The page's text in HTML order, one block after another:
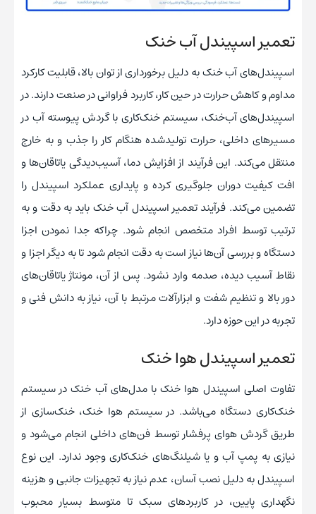
تعمیر اسپیندل آب خنک
اسپیندل‌های آب خنک به دلیل برخورداری از توان بالا، قابلیت کارکرد
مداوم و کاهش حرارت در حین کار، کاربرد فراوانی در صنعت دارند. در
اسپیندل‌های آب‌خنک، سیستم خنک‌کاری با گردش پیوسته آب در
مسیرهای داخلی، حرارت تولیدشده هنگام کار را جذب و به خارج
منتقل می‌کند. این فرآیند از افزایش دما، آسیب‌دیدگی یاتاقان‌ها و
افت کیفیت دوران جلوگیری کرده و پایداری عملکرد اسپیندل را
تضمین می‌کند. فرآیند تعمیر اسپیندل آب خنک باید به دقت و به
ترتیب توسط افراد متخصص انجام شود. چراکه جدا نمودن اجزا
دستگاه و بررسی آن‌ها نیاز است به دقت انجام شود تا به دیگر اجزا و
نقاط آسیب دیده، صدمه وارد نشود. پس از آن، مونتاژ یاتاقان‌های
دور بالا و تنظیم شفت و ابزارآلات مرتبط با آن، نیاز به دانش فنی و
تجربه در این حوزه دارد.
تعمیر اسپیندل هوا خنک
تفاوت اصلی اسپیندل هوا خنک با مدل‌های آب خنک در سیستم
خنک‌کاری دستگاه می‌باشد. در سیستم هوا خنک، خنک‌سازی از
طریق گردش هوای پرفشار توسط فن‌های داخلی انجام می‌شود و
نیازی به پمپ آب و یا شیلنگ‌های خنک‌کاری وجود ندارد. این نوع
اسپیندل به دلیل نصب آسان، عدم نیاز به تجهیزات جانبی و هزینه
نگهداری پایین، در کاربردهای سبک تا متوسط بسیار محبوب